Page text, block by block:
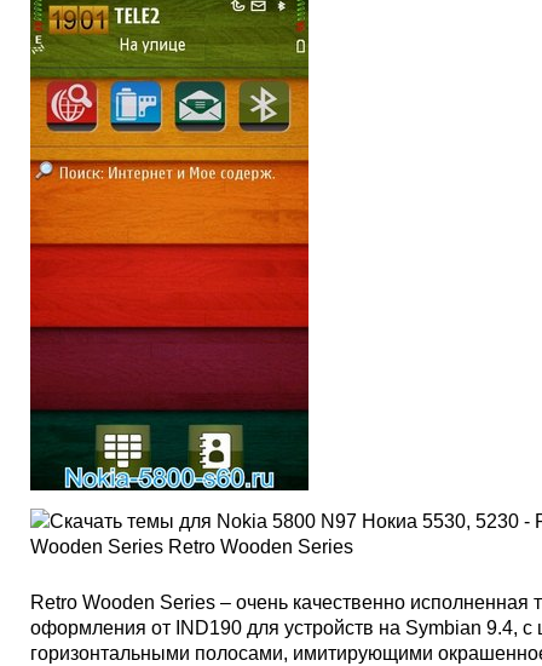
Retro Wooden Series – очень качественно исполненная
оформления от IND190 для устройств на Symbian 9.4, с
горизонтальными полосами, имитирующими